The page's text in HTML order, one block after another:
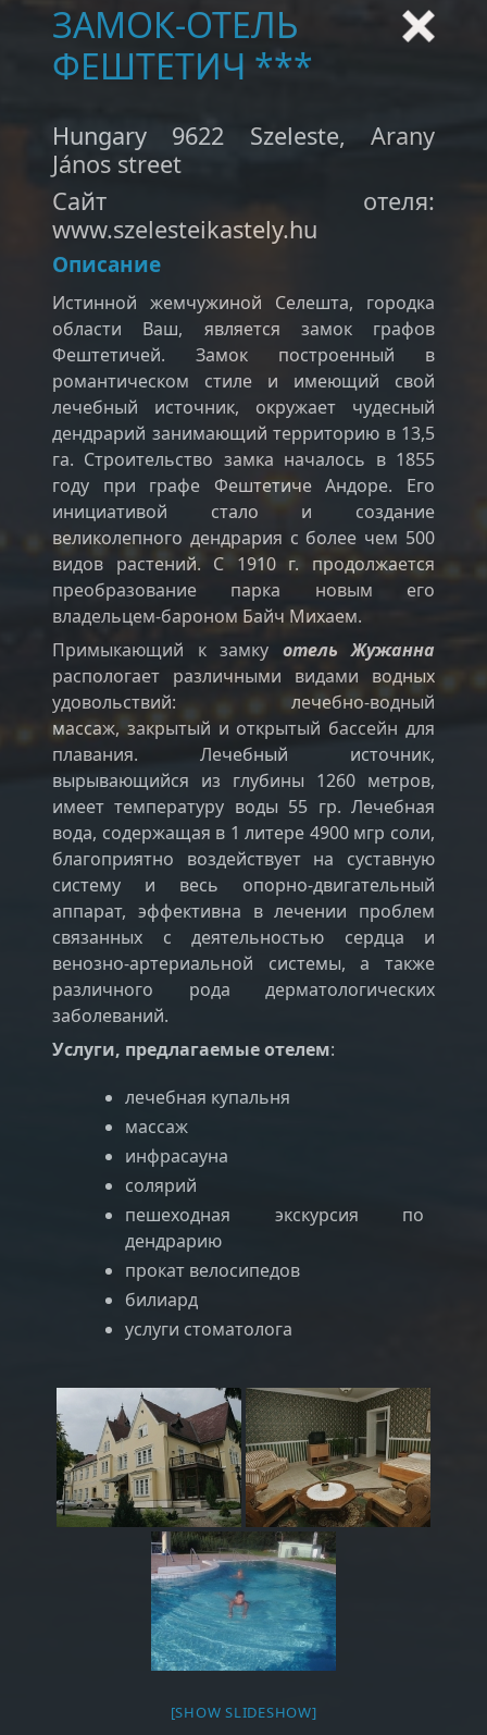
ЗАМОК-ОТЕЛЬ
ФЕШТЕТИЧ ***
Hungary 9622 Szeleste, Arany
János street
Сайт отеля:
www.szelesteikastely.hu
Описание
Истинной жемчужиной Селешта, городка
области Ваш, является замок графов
Фештетичей. Замок построенный в
романтическом стиле и имеющий свой
лечебный источник, окружает чудесный
дендрарий занимающий территорию в 13,5
га. Строительство замка началось в 1855
году при графе Фештетиче Андоре. Его
инициативой стало и создание
великолепного дендрария с более чем 500
видов растений. С 1910 г. продолжается
преобразование парка новым его
владельцем-бароном Байч Михаем.
Примыкающий к замку отель Жужанна
распологает различными видами водных
удовольствий: лечебно-водный
массаж, закрытый и открытый бассейн для
плавания. Лечебный источник,
вырывающийся из глубины 1260 метров,
имеет температуру воды 55 гр. Лечебная
вода, содержащая в 1 литере 4900 мгр соли,
благоприятно воздействует на суставную
систему и весь опорно-двигательный
аппарат, эффективна в лечении проблем
связанных с деятельностью сердца и
венозно-артериальной системы, а также
различного рода дерматологических
заболеваний.
Услуги, предлагаемые отелем:
лечебная купальня
массаж
инфрасауна
солярий
пешеходная экскурсия по
дендрарию
прокат велосипедов
билиард
услуги стоматолога
[SHOW SLIDESHOW]